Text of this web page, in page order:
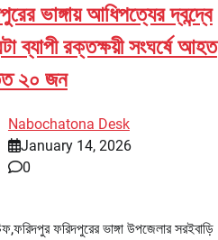
ভাঙ্গায় আধিপত্যের দ্বন্দ্বে
ব্যাপী রক্তক্ষয়ী সংঘর্ষে আহত
২০ জন
Nabochatona Desk
January 14, 2026
0
ফরিদপুরের ভাঙ্গা উপজেলার সরইবাড়ি